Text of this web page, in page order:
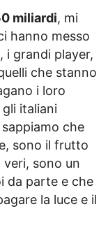
miliardi, mi
hanno messo
i grandi player,
che stanno
i loro
italiani
che
sono il frutto
veri, sono un
da parte e che
la luce e il